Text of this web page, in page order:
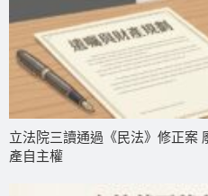
立法院三讀通過《民法》修正案
產自主權